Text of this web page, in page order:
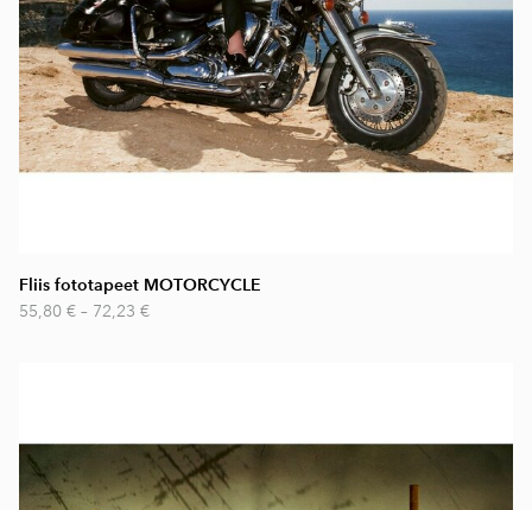
Fliis fototapeet MOTORCYCLE
55,80 € – 72,23 €